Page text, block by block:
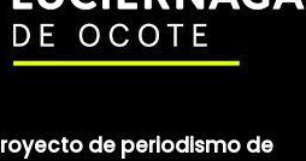
de periodismo de